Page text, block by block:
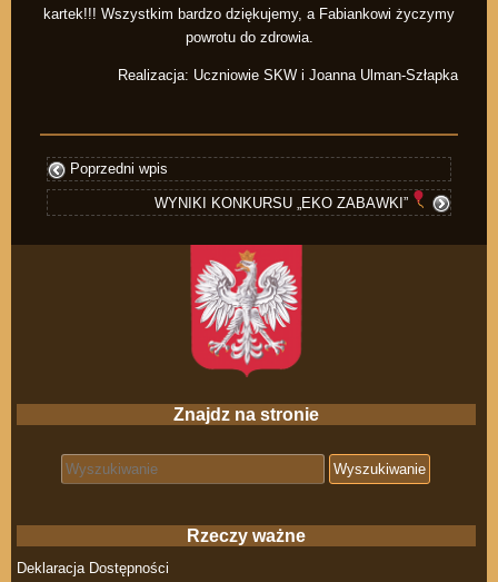
kartek!!! Wszystkim bardzo dziękujemy, a Fabiankowi życzymy
powrotu do zdrowia.
Realizacja: Uczniowie SKW i Joanna Ulman-Szłapka
Poprzedni wpis
WYNIKI KONKURSU „EKO ZABAWKI”
Znajdz na stronie
Search for:
Rzeczy ważne
Deklaracja Dostępności